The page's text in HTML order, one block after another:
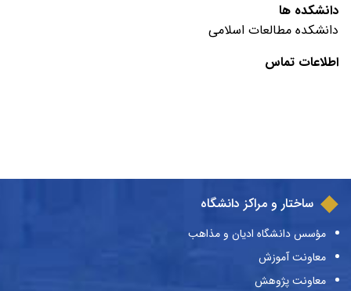
دانشکده ها
دانشکده مطالعات اسلامی
اطلاعات تماس
ساختار و مراکز دانشگاه
مؤسس دانشگاه ادیان و مذاهب
معاونت آموزش
معاونت پژوهش